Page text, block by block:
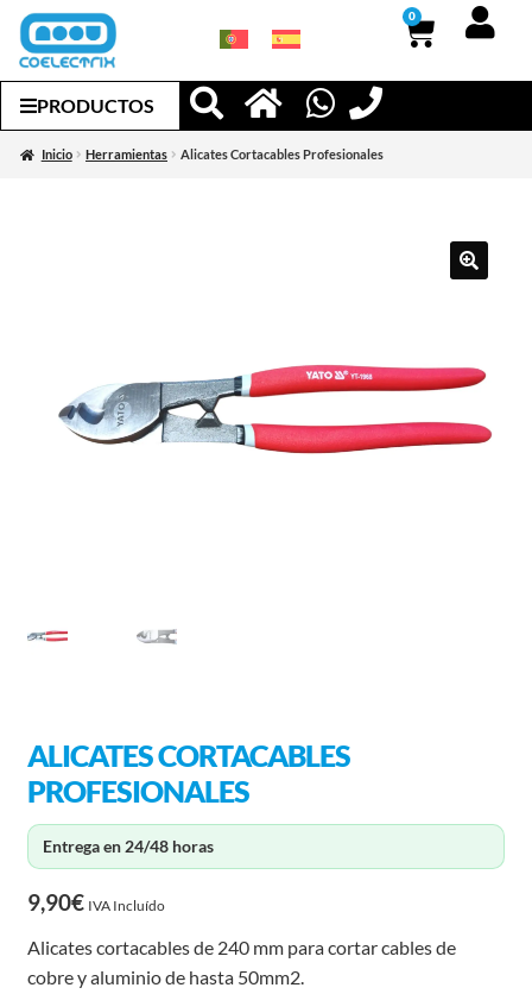
0
PRODUCTOS
Inicio Herramientas Alicates Cortacables Profesionales
ALICATES CORTACABLES
PROFESIONALES
Entrega en 24/48 horas
9,90€ IVA Incluído
Alicates cortacables de 240 mm para cortar cables de
cobre y aluminio de hasta 50mm2.